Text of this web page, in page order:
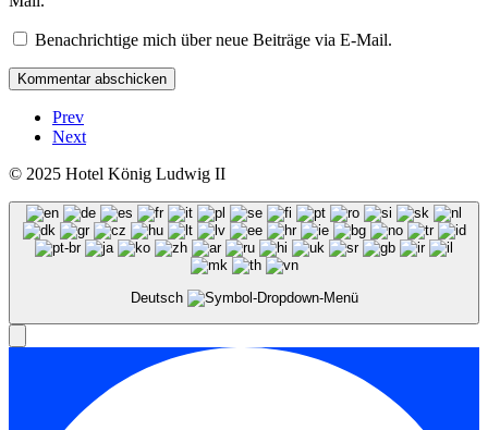
Benachrichtige mich über neue Beiträge via E-Mail.
Prev
Next
© 2025 Hotel König Ludwig II
Deutsch